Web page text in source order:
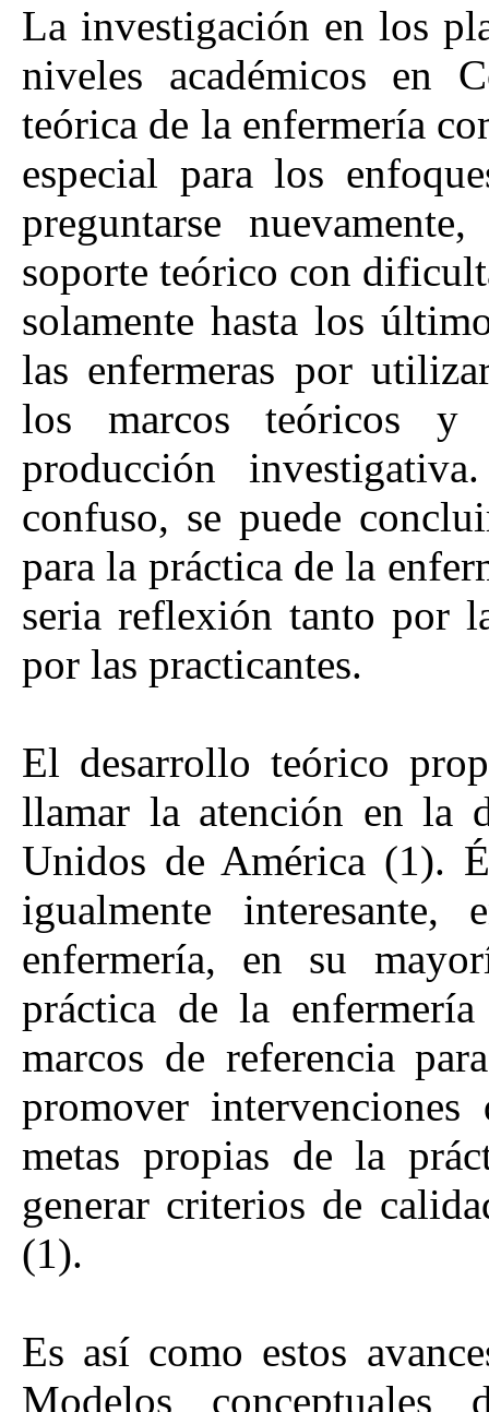
La investigación en los
niveles académicos en
teórica de la enfermería
especial para los
preguntarse
soporte teórico con
solamente hasta los
las enfermeras por
los marcos teóricos
producción
confuso, se puede
para la práctica de la
seria reflexión tanto por
por las practicantes.
El desarrollo teórico
llamar la atención en la
Unidos de América (1).
igualmente
enfermería, en su
práctica de la
marcos de referencia
promover
metas propias de la
generar criterios de
(1).
Es así como estos
Modelos